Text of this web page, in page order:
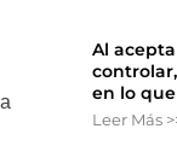
Al
en lo
Leer Más